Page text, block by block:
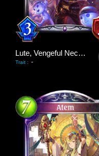
Lute, Vengeful Necromancer
Trait : -